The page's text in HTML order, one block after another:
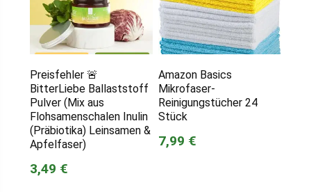
Preisfehler 🚨
BitterLiebe Ballaststoff
Pulver (Mix aus
Flohsamenschalen Inulin
(Präbiotika) Leinsamen &
Apfelfaser)
3,49 €
Amazon Basics
Mikrofaser-
Reinigungstücher 24
Stück
7,99 €